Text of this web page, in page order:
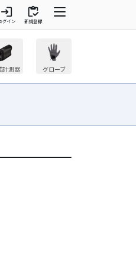
login
グイン
inventory
新規登録
計測器 グローブ